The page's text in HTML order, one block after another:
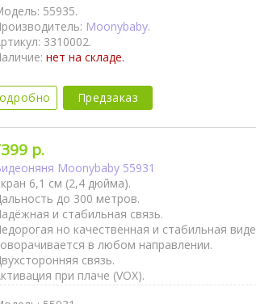
об изменении температуры.
мелодии.
на стене.
55935.
Moonybaby.
3310002.
нет на складе.
Предзаказ
р.
Moonybaby 55931
6,1 см (2,4 дюйма).
до 300 метров.
и стабильная связь.
но качественная и стабильная
в любом направлении.
связь.
при плаче (VOX).
мониторинг.